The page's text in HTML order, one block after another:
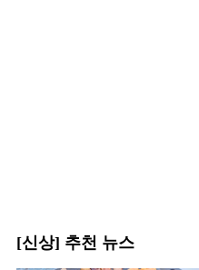
[신상] 추천 뉴스